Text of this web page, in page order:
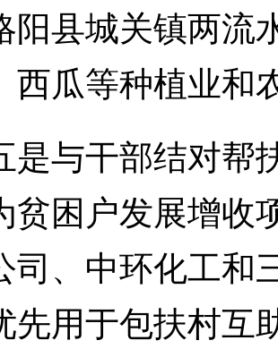
阳县城关镇两流
西瓜等种植业和
与干部结对帮
贫困户发展增收
司、中环化工和
先用于包扶村互